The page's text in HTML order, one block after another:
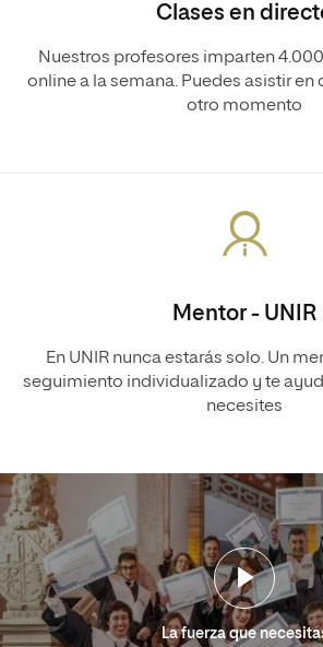
Clases en
Nuestros profesores imparten
online a la semana. Puedes asistir en
otro momento
Mentor - UNIR
En UNIR nunca estarás solo. Un
seguimiento individualizado y te
necesites
La fuerza que